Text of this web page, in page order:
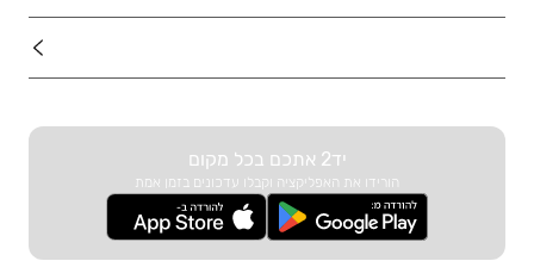
יד2 אתכם בכל מקום
הורידו את האפליקציה וקבלו עדכונים בזמן אמת